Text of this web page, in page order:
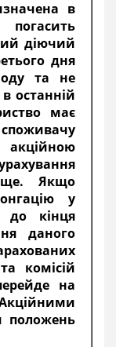
в
діючий
дня
та не
останній
має
Якщо
у
до кінця
даного
комісій
на
положень